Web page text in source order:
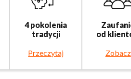
4 pokolenia
tradycji
Przeczytaj
od
Zobacz